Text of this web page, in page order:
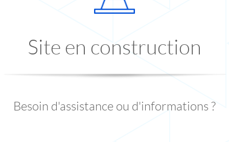
Site en construction
Besoin d'assistance ou d'informations ?